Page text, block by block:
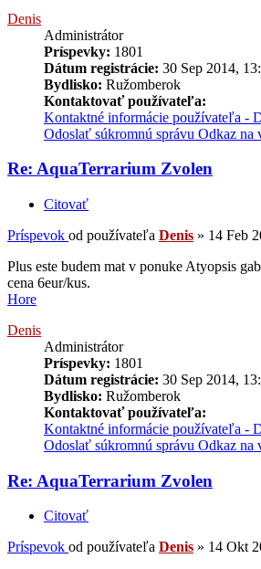
Denis
Administrátor
Príspevky: 1801
Dátum registrácie: 30 Sep 2014,
Bydlisko: Ružomberok
Kontaktovať používateľa:
Kontaktné informácie používateľa -
Odoslať súkromnú správu Odkaz na
Re: AquaTerrarium Zvolen
Citovať
Príspevok od používateľa Denis » 14 Feb
Plus este budem mat v ponuke Atyopsis
cena 6eur/kus.
Hore
Denis
Administrátor
Príspevky: 1801
Dátum registrácie: 30 Sep 2014,
Bydlisko: Ružomberok
Kontaktovať používateľa:
Kontaktné informácie používateľa -
Odoslať súkromnú správu Odkaz na
Re: AquaTerrarium Zvolen
Citovať
Príspevok od používateľa Denis » 14 Okt